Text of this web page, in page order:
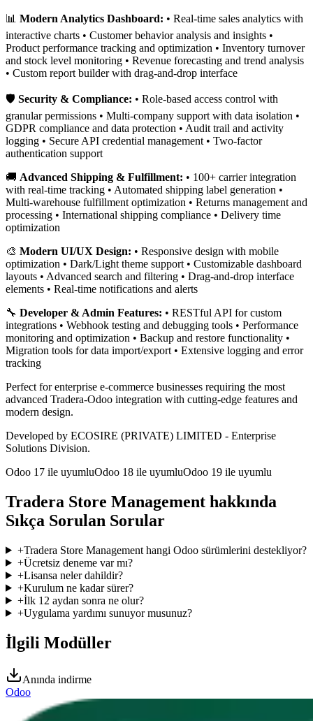
📊 Modern Analytics Dashboard: • Real-time sales analytics with
interactive charts • Customer behavior analysis and insights •
Product performance tracking and optimization • Inventory turnover
and stock level monitoring • Revenue forecasting and trend analysis
• Custom report builder with drag-and-drop interface
🛡️ Security & Compliance: • Role-based access control with
granular permissions • Multi-company support with data isolation •
GDPR compliance and data protection • Audit trail and activity
logging • Secure API credential management • Two-factor
authentication support
🚚 Advanced Shipping & Fulfillment: • 100+ carrier integration
with real-time tracking • Automated shipping label generation •
Multi-warehouse fulfillment optimization • Returns management and
processing • International shipping compliance • Delivery time
optimization
🎨 Modern UI/UX Design: • Responsive design with mobile
optimization • Dark/Light theme support • Customizable dashboard
layouts • Advanced search and filtering • Drag-and-drop interface
elements • Real-time notifications and alerts
🔧 Developer & Admin Features: • RESTful API for custom
integrations • Webhook testing and debugging tools • Performance
monitoring and optimization • Backup and restore functionality •
Migration tools for data import/export • Extensive logging and error
tracking
Perfect for enterprise e-commerce businesses requiring the most
advanced Tradera-Odoo integration with cutting-edge features and
modern design.
Developed by ECOSIRE (PRIVATE) LIMITED - Enterprise
Solutions Division.
Odoo 17 ile uyumluOdoo 18 ile uyumluOdoo 19 ile uyumlu
Tradera Store Management hakkında
Sıkça Sorulan Sorular
+Tradera Store Management hangi Odoo sürümlerini destekliyor?
+Ücretsiz deneme var mı?
+Lisansa neler dahildir?
+Kurulum ne kadar sürer?
+İlk 12 aydan sonra ne olur?
+Uygulama yardımı sunuyor musunuz?
İlgili Modüller
Anında indirme
Odoo